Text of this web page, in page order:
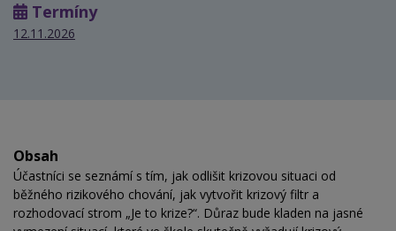
Termíny
12.11.2026
Obsah
Účastníci se seznámí s tím, jak odlišit krizovou situaci od
běžného rizikového chování, jak vytvořit krizový filtr a
rozhodovací strom „Je to krize?“. Důraz bude kladen na jasné